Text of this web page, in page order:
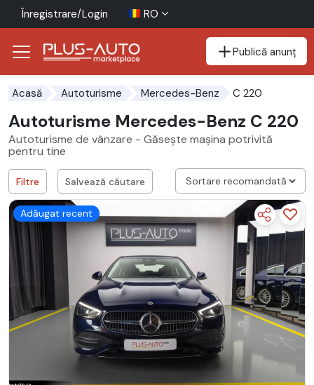
Înregistrare/Login RO
Publică anunț
Acasă Autoturisme Mercedes-Benz C 220
Autoturisme Mercedes-Benz C 220
Autoturisme de vânzare - Găsește mașina potrivită
pentru tine
Salvează căutare
Filtre
Adăugat recent